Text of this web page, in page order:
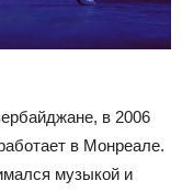
в 2006
в Монреале.
музыкой и